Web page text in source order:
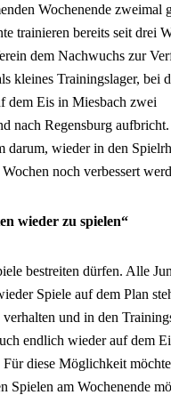
Wochenende zweimal
trainieren bereits seit drei
dem Nachwuchs zur
kleines Trainingslager, bei
dem Eis in Miesbach zwei
nach Regensburg
darum, wieder in den
noch verbessert
wieder zu spielen“
bestreiten dürfen. Alle
Spiele auf dem Plan
und in den
endlich wieder auf dem
diese Möglichkeit
Spielen am Wochenende